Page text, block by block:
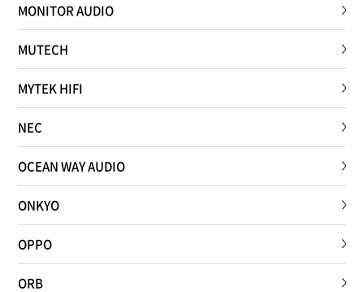
MONITOR AUDIO
MUTECH
MYTEK HIFI
NEC
OCEAN WAY AUDIO
ONKYO
OPPO
ORB